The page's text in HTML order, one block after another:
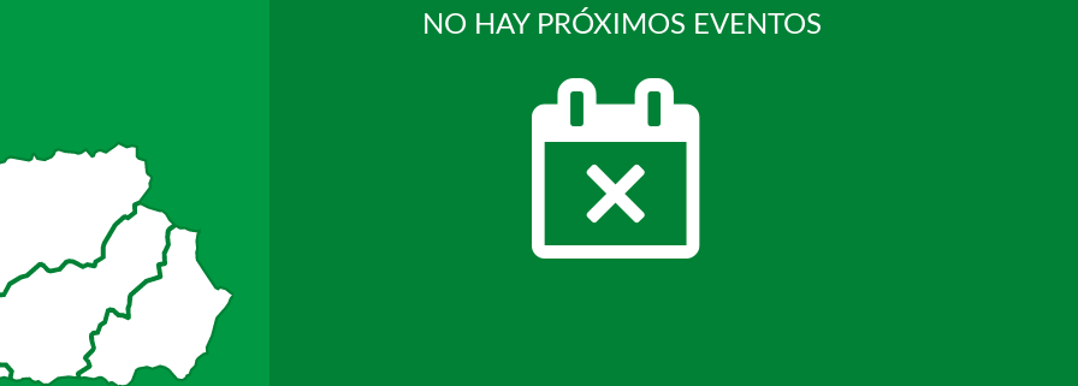
NO HAY PRÓXIMOS EVENTOS